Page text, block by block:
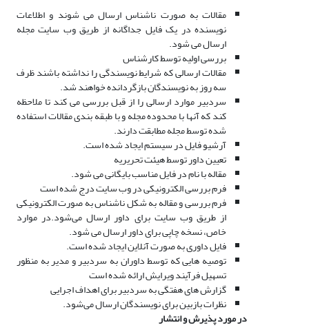
مقالات به صورت ناشناس ارسال می شوند و اطلاعات
نویسنده در یک فایل جداگانه از طریق وب سایت مجله
ارسال می شود.
بررسی اولیه توسط کارشناس
مقالات ارسالی که شرایط نویسندگی را نداشته باشند ظرف
سه روز به نویسندگان بازگردانده خواهند شد.
سردبیر موارد ارسالی را از قبل بررسی می کند تا ملاحظه
کند که آنها با محدوده مجله و با طبقه بندی مقالات استفاده
شده توسط مجله مطابقت دارند.
آرشیو فایل در سیستم ایجاد شده است.
تعیین داور توسط هیئت تحریریه
مقاله با نام در فایل مناسب بایگانی می شود.
فرم بررسی الکترونیکی در وب سایت درج شده است
فرم بررسی و مقاله به شکل ناشناس به صورت الکترونیکی
از طریق وب سایت برای داور ارسال می‌شود.در موارد
خاص، نسخه چاپی برای داور ارسال می شود.
فایل داوری به صورت آنلاین ایجاد شده است.
توصیه هایی که توسط داوران به سردبیر و مدیر به منظور
تسهیل فرآیند ویرایش ارائه شده است
گزارش های هفتگی به سردبیر برای اهداف اجرایی
نظرات بازبین برای نویسندگان ارسال می‌شود.
در مورد پذیرش و انتشار